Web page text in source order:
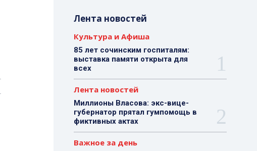
Лента новостей
Культура и Афиша
85 лет сочинским госпиталям:
выставка памяти открыта для
всех
Лента новостей
Миллионы Власова: экс-вице-
губернатор прятал гумпомощь в
фиктивных актах
Важное за день